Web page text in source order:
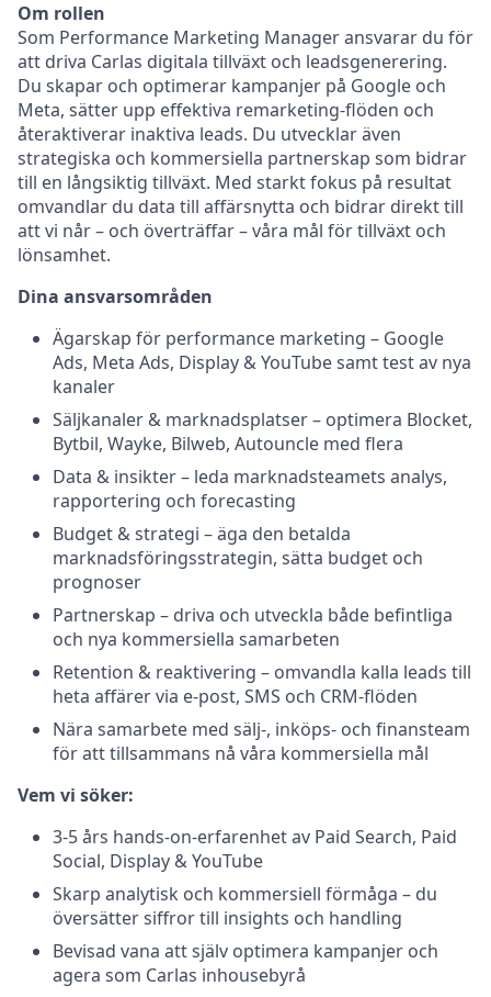
Om rollen
Som Performance Marketing Manager ansvarar du för
att driva Carlas digitala tillväxt och leadsgenerering.
Du skapar och optimerar kampanjer på Google och
Meta, sätter upp effektiva remarketing-flöden och
återaktiverar inaktiva leads. Du utvecklar även
strategiska och kommersiella partnerskap som bidrar
till en långsiktig tillväxt. Med starkt fokus på resultat
omvandlar du data till affärsnytta och bidrar direkt till
att vi når – och överträffar – våra mål för tillväxt och
lönsamhet.
Dina ansvarsområden
Ägarskap för performance marketing – Google
Ads, Meta Ads, Display & YouTube samt test av nya
kanaler
Säljkanaler & marknadsplatser – optimera Blocket,
Bytbil, Wayke, Bilweb, Autouncle med flera
Data & insikter – leda marknadsteamets analys,
rapportering och forecasting
Budget & strategi – äga den betalda
marknadsföringsstrategin, sätta budget och
prognoser
Partnerskap – driva och utveckla både befintliga
och nya kommersiella samarbeten
Retention & reaktivering – omvandla kalla leads till
heta affärer via e-post, SMS och CRM-flöden
Nära samarbete med sälj-, inköps- och finansteam
för att tillsammans nå våra kommersiella mål
Vem vi söker:
3-5 års hands-on-erfarenhet av Paid Search, Paid
Social, Display & YouTube
Skarp analytisk och kommersiell förmåga – du
översätter siffror till insights och handling
Bevisad vana att själv optimera kampanjer och
agera som Carlas inhousebyrå